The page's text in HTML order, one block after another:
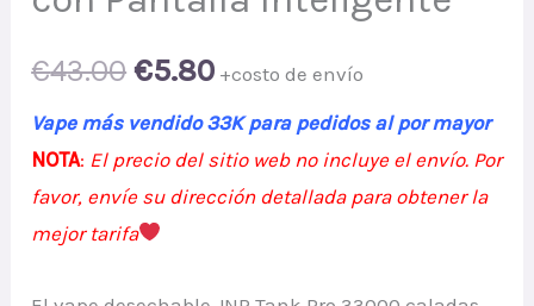
€43.00 Original
price
was:
€43.00.
€5.80Current
price
is:
+costo de envío
Vape más vendido 33K para pedidos al por mayor
NOTA: El precio del sitio web no incluye el envío. Por
favor, envíe su dirección detallada para obtener la
mejor tarifa